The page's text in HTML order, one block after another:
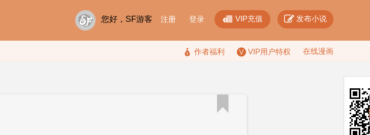
您好，SF游客 注册 登录  VIP充值  发布小说
 作者福利 VIP用户特权 在线漫画
